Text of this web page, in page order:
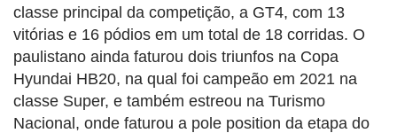
classe principal da competição, a GT4, com 13
vitórias e 16 pódios em um total de 18 corridas. O
paulistano ainda faturou dois triunfos na Copa
Hyundai HB20, na qual foi campeão em 2021 na
classe Super, e também estreou na Turismo
Nacional, onde faturou a pole position da etapa do